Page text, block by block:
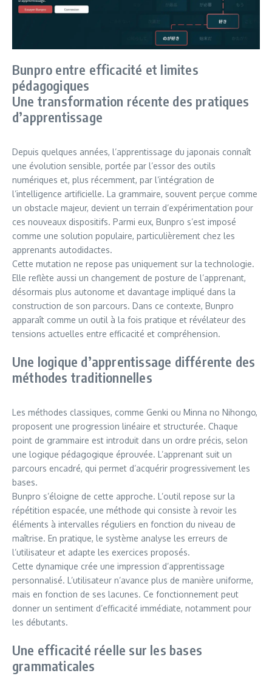
Bunpro entre efficacité et limites
pédagogiques
Une transformation récente des pratiques
d’apprentissage
Depuis quelques années, l’apprentissage du japonais connaît
une évolution sensible, portée par l’essor des outils
numériques et, plus récemment, par l’intégration de
l’intelligence artificielle. La grammaire, souvent perçue comme
un obstacle majeur, devient un terrain d’expérimentation pour
ces nouveaux dispositifs. Parmi eux, Bunpro s’est imposé
comme une solution populaire, particulièrement chez les
apprenants autodidactes.
Cette mutation ne repose pas uniquement sur la technologie.
Elle reflète aussi un changement de posture de l’apprenant,
désormais plus autonome et davantage impliqué dans la
construction de son parcours. Dans ce contexte, Bunpro
apparaît comme un outil à la fois pratique et révélateur des
tensions actuelles entre efficacité et compréhension.
Une logique d’apprentissage différente des
méthodes traditionnelles
Les méthodes classiques, comme Genki ou Minna no Nihongo,
proposent une progression linéaire et structurée. Chaque
point de grammaire est introduit dans un ordre précis, selon
une logique pédagogique éprouvée. L’apprenant suit un
parcours encadré, qui permet d’acquérir progressivement les
bases.
Bunpro s’éloigne de cette approche. L’outil repose sur la
répétition espacée, une méthode qui consiste à revoir les
éléments à intervalles réguliers en fonction du niveau de
maîtrise. En pratique, le système analyse les erreurs de
l’utilisateur et adapte les exercices proposés.
Cette dynamique crée une impression d’apprentissage
personnalisé. L’utilisateur n’avance plus de manière uniforme,
mais en fonction de ses lacunes. Ce fonctionnement peut
donner un sentiment d’efficacité immédiate, notamment pour
les débutants.
Une efficacité réelle sur les bases
grammaticales